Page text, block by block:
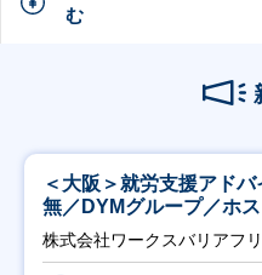
む
＜大阪＞就労支援アド
無／DYMグループ／ホ
日祝】
株式会社ワークスバリアフ